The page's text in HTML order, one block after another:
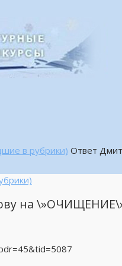
в рубрики) Ответ
на